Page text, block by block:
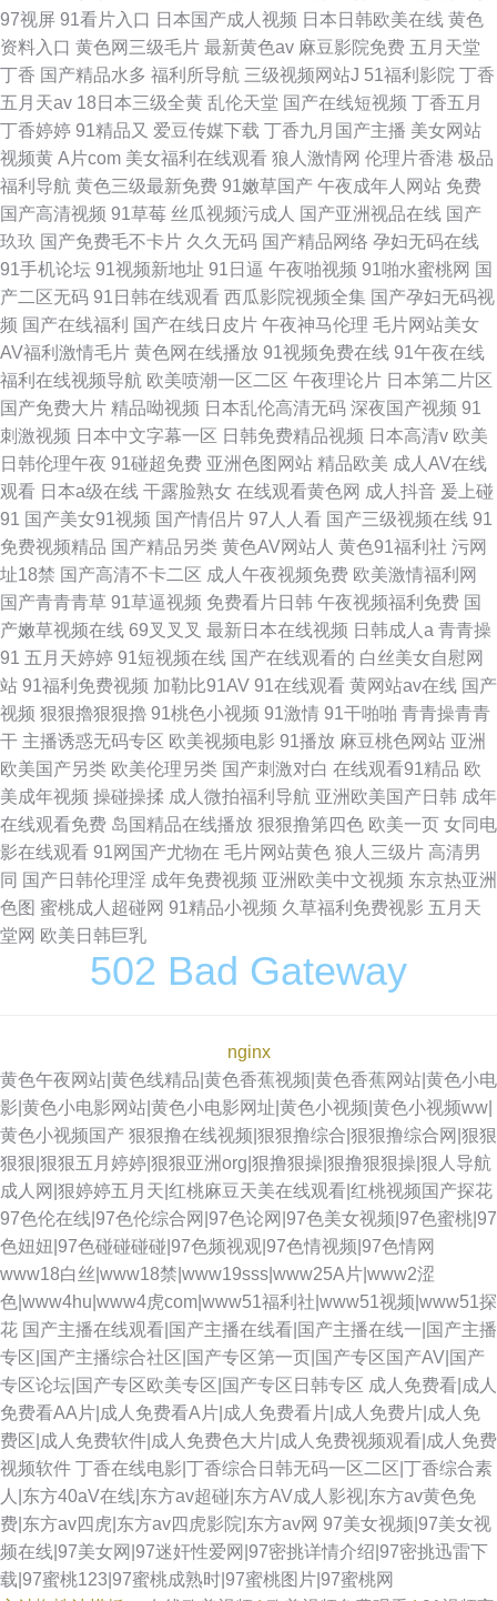
97视屏 91看片入口 日本国产成人视频 日本日韩欧美在线 黄色
资料入口 黄色网三级毛片 最新黄色av 麻豆影院免费 五月天堂
丁香 国产精品水多 福利所导航 三级视频网站J 51福利影院 丁香
五月天av 18日本三级全黄 乱伦天堂 国产在线短视频 丁香五月
丁香婷婷 91精品又 爱豆传媒下载 丁香九月国产主播 美女网站
视频黄 A片com 美女福利在线观看 狼人激情网 伦理片香港 极品
福利导航 黄色三级最新免费 91嫩草国产 午夜成年人网站 免费
国产高清视频 91草莓 丝瓜视频污成人 国产亚洲视品在线 国产
玖玖 国产免费毛不卡片 久久无码 国产精品网络 孕妇无码在线
91手机论坛 91视频新地址 91日逼 午夜啪视频 91啪水蜜桃网 国
产二区无码 91日韩在线观看 西瓜影院视频全集 国产孕妇无码视
频 国产在线福利 国产在线日皮片 午夜神马伦理 毛片网站美女
AV福利激情毛片 黄色网在线播放 91视频免费在线 91午夜在线
福利在线视频导航 欧美喷潮一区二区 午夜理论片 日本第二片区
国产免费大片 精品呦视频 日本乱伦高清无码 深夜国产视频 91
刺激视频 日本中文字幕一区 日韩免费精品视频 日本高清v 欧美
日韩伦理午夜 91碰超免费 亚洲色图网站 精品欧美 成人AV在线
观看 日本a级在线 干露脸熟女 在线观看黄色网 成人抖音 爰上碰
91 国产美女91视频 国产情侣片 97人人看 国产三级视频在线 91
免费视频精品 国产精品另类 黄色AV网站人 黄色91福利社 污网
址18禁 国产高清不卡二区 成人午夜视频免费 欧美激情福利网
国产青青青草 91草逼视频 免费看片日韩 午夜视频福利免费 国
产嫩草视频在线 69叉叉叉 最新日本在线视频 日韩成人a 青青操
91 五月天婷婷 91短视频在线 国产在线观看的 白丝美女自慰网
站 91福利免费视频 加勒比91AV 91在线观看 黄网站av在线 国产
视频 狠狠擼狠狠擼 91桃色小视频 91激情 91干啪啪 青青操青青
干 主播诱惑无码专区 欧美视频电影 91播放 麻豆桃色网站 亚洲
欧美国产另类 欧美伦理另类 国产刺激对白 在线观看91精品 欧
美成年视频 操碰操揉 成人微拍福利导航 亚洲欧美国产日韩 成年
在线观看免费 岛国精品在线播放 狠狠撸第四色 欧美一页 女同电
影在线观看 91网国产尤物在 毛片网站黄色 狼人三级片 高清男
同 国产日韩伦理淫 成年免费视频 亚洲欧美中文视频 东京热亚洲
色图 蜜桃成人超碰网 91精品小视频 久草福利免费视影 五月天
堂网 欧美日韩巨乳
502 Bad Gateway
nginx
黄色午夜网站|黄色线精品|黄色香蕉视频|黄色香蕉网站|黄色小电
影|黄色小电影网站|黄色小电影网址|黄色小视频|黄色小视频ww|
黄色小视频国产 狠狠撸在线视频|狠狠撸综合|狠狠撸综合网|狠狠
狠狠|狠狠五月婷婷|狠狠亚洲org|狠撸狠操|狠撸狠狠操|狠人导航
成人网|狠婷婷五月天|红桃麻豆天美在线观看|红桃视频国产探花
97色伦在线|97色伦综合网|97色论网|97色美女视频|97色蜜桃|97
色妞妞|97色碰碰碰碰|97色频视观|97色情视频|97色情网
www18白丝|www18禁|www19sss|www25A片|www2涩
色|www4hu|www4虎com|www51福利社|www51视频|www51探
花 国产主播在线观看|国产主播在线看|国产主播在线一|国产主播
专区|国产主播综合社区|国产专区第一页|国产专区国产AV|国产
专区论坛|国产专区欧美专区|国产专区日韩专区 成人免费看|成人
免费看AA片|成人免费看A片|成人免费看片|成人免费片|成人免
费区|成人免费软件|成人免费色大片|成人免费视频观看|成人免费
视频软件 丁香在线电影|丁香综合日韩无码一区二区|丁香综合素
人|东方40aV在线|东方av超碰|东方AV成人影视|东方av黄色免
费|东方av四虎|东方av四虎影院|东方av网 97美女视频|97美女视
频在线|97美女网|97迷奸性爱网|97密挑详情介绍|97密挑迅雷下
载|97蜜桃123|97蜜桃成熟时|97蜜桃图片|97蜜桃网